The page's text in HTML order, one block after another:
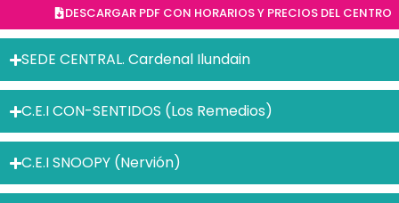
DESCARGAR PDF CON HORARIOS Y PRECIOS DEL CENTRO
SEDE CENTRAL. Cardenal Ilundain
C.E.I CON-SENTIDOS (Los Remedios)
C.E.I SNOOPY (Nervión)